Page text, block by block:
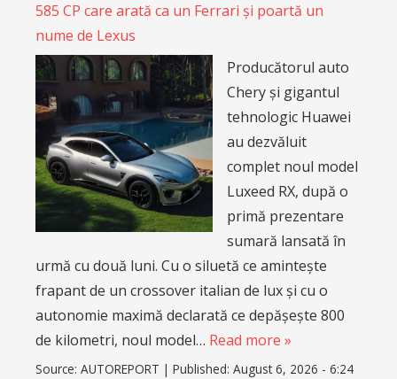
585 CP care arată ca un Ferrari și poartă un
nume de Lexus
Producătorul auto
Chery și gigantul
tehnologic Huawei
au dezvăluit
complet noul model
Luxeed RX, după o
primă prezentare
sumară lansată în
urmă cu două luni. Cu o siluetă ce amintește
frapant de un crossover italian de lux și cu o
autonomie maximă declarată ce depășește 800
de kilometri, noul model… Read more »
Source: AUTOREPORT | Published: August 6, 2026 - 6:24